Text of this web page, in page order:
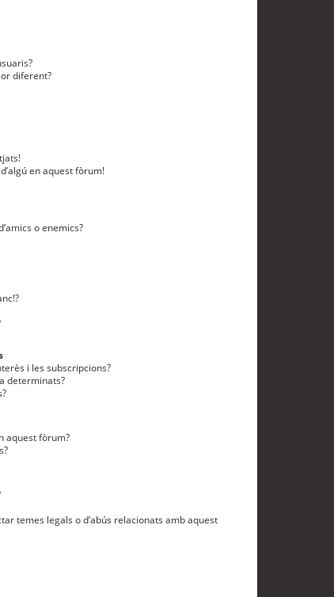
diferent?
en aquest fòrum!
o enemics?
i les subscripcions?
determinats?
aquest fòrum?
temes legals o d’abús relacionats amb aquest